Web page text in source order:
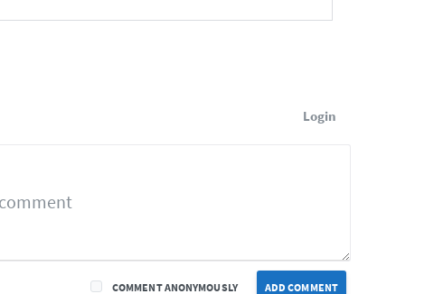
Login
ADD COMMENT
COMMENT ANONYMOUSLY